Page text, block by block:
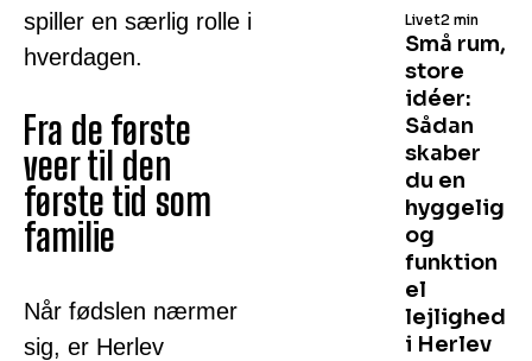
spiller en særlig rolle i
hverdagen.
Fra de første
veer til den
første tid som
familie
Når fødslen nærmer
sig, er Herlev
Små rum,
store
idéer:
Sådan
skaber
du en
hyggelig
og
funktion
el
lejlighed
i Herlev
Livet2 min